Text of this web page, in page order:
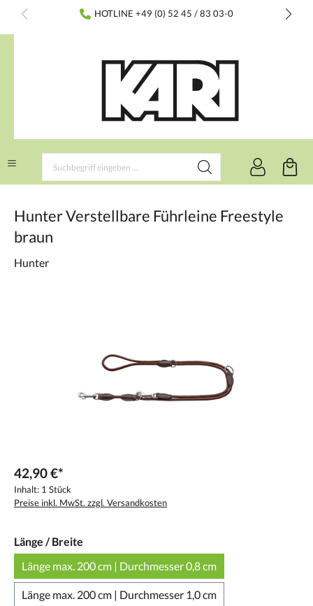
springen HOTLINE +49 (0) 52 45 / 83 03-0
Hunter Verstellbare Führleine Freestyle
braun
Hunter
42,90 €*
Inhalt: 1 Stück
Preise inkl. MwSt. zzgl. Versandkosten
Länge / Breite
Länge max. 200 cm | Durchmesser 0,8 cm
Länge max. 200 cm | Durchmesser 1,0 cm